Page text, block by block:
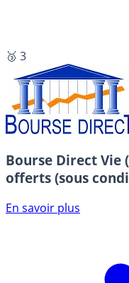
🥉 3
Bourse Direct Vie
offerts (sous
En savoir plus